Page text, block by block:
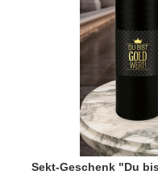
Sekt-Geschenk "Du